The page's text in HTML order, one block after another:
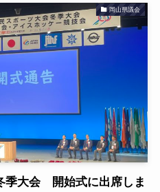
岡山県議会
季大会 開始式に出席しま